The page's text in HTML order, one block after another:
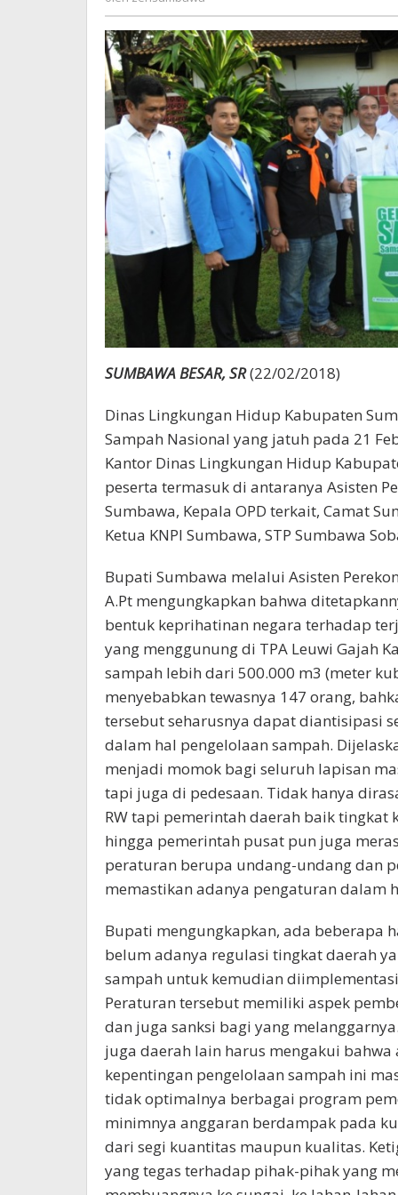
SUMBAWA BESAR, SR(22/02/2018)
Dinas Lingkungan Hidup Kabupaten
Sampah Nasional yang jatuh pada 21
Kantor Dinas Lingkungan Hidup
peserta termasuk di antaranya Asisten
Sumbawa, Kepala OPD terkait, Camat
Ketua KNPI Sumbawa, STP Sumbawa
Bupati Sumbawa melalui Asisten
A.Pt mengungkapkan bahwa
bentuk keprihatinan negara terhadap
yang menggunung di TPA Leuwi Gajah
sampah lebih dari 500.000 m3 (meter
menyebabkan tewasnya 147 orang,
tersebut seharusnya dapat diantisipasi
dalam hal pengelolaan sampah.
menjadi momok bagi seluruh lapisan
tapi juga di pedesaan. Tidak hanya
RW tapi pemerintah daerah baik
hingga pemerintah pusat pun juga
peraturan berupa undang-undang dan
memastikan adanya pengaturan dalam
Bupati mengungkapkan, ada beberapa
belum adanya regulasi tingkat daerah
sampah untuk kemudian
Peraturan tersebut memiliki aspek
dan juga sanksi bagi yang
juga daerah lain harus mengakui
kepentingan pengelolaan sampah ini
tidak optimalnya berbagai program
minimnya anggaran berdampak pada
dari segi kuantitas maupun kualitas.
yang tegas terhadap pihak-pihak yang